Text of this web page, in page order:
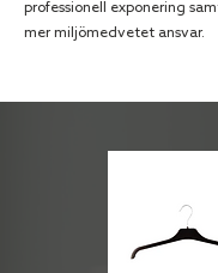
professionell exponering
mer miljömedvetet ansvar.